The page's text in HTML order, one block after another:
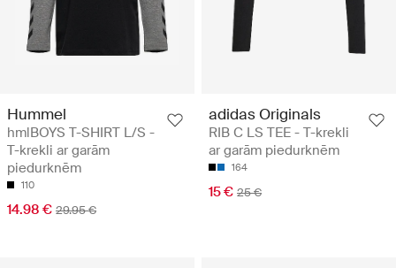
Hummel
hmlBOYS T-SHIRT L/S -
T-krekli ar garām
piedurknēm
110
14.98 € 29.95 €
adidas Originals
RIB C LS TEE - T-krekli
ar garām piedurknēm
164
15 € 25 €